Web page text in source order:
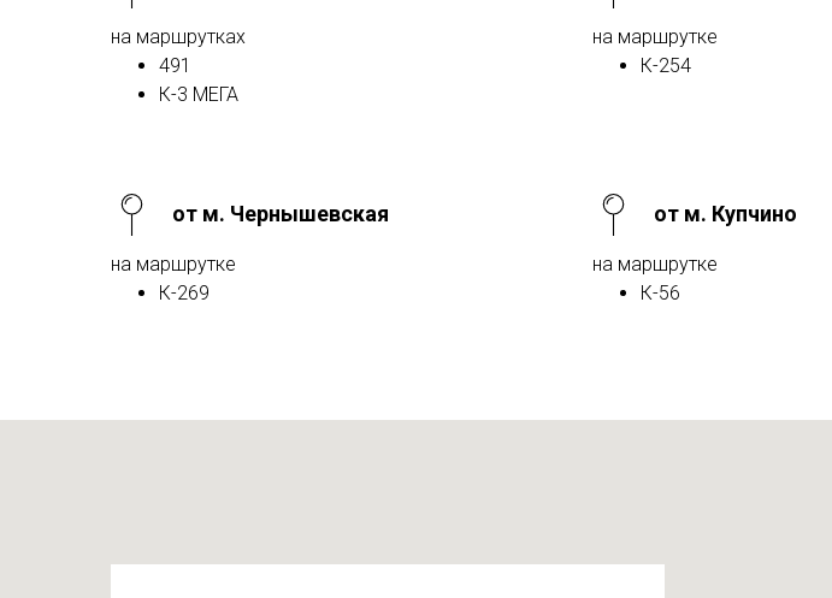
на маршрутках
491
К-3 МЕГА
на маршрутке
К-254
от м. Чернышевская
на маршрутке
К-269
от м. Купчино
на маршрутке
К-56